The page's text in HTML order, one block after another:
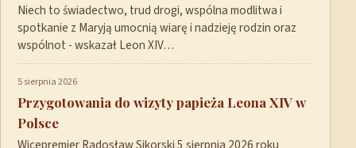
Niech to świadectwo, trud drogi, wspólna modlitwa i
spotkanie z Maryją umocnią wiarę i nadzieję rodzin oraz
wspólnot - wskazał Leon XIV…
5 sierpnia 2026
Przygotowania do wizyty papieża Leona XIV w
Polsce
Wicepremier Radosław Sikorski 5 sierpnia 2026 roku